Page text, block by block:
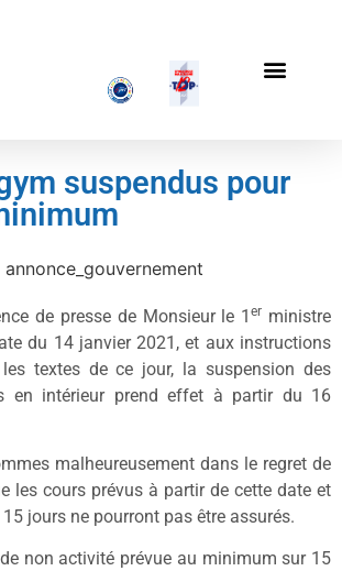
suspendus pour
de presse de Monsieur le 1er ministre
du 14 janvier 2021, et aux instructions
textes de ce jour, la suspension des
en intérieur prend effet à partir du 16
malheureusement dans le regret de
les cours prévus à partir de cette date et
jours ne pourront pas être assurés.
non activité prévue au minimum sur 15